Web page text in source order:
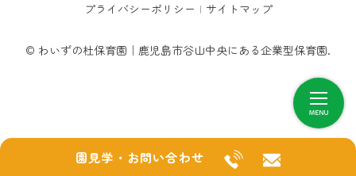
園見学・お問い合わせ
プライバシーポリシー サイトマップ
© わいずの杜保育園｜鹿児島市谷山中央にある企業型保育園.